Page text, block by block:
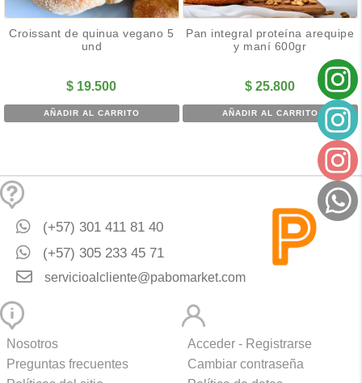
Croissant de quinua vegano 5
und
$ 19.500
AÑADIR AL CARRITO
Pan integral proteína arequipe
y maní 600gr
$ 25.800
AÑADIR AL CARRITO
(+57) 301 411 81 40
(+57) 305 233 45 71
servicioalcliente@pabomarket.com
Nosotros
Preguntas frecuentes
Acceder - Registrarse
Cambiar contraseña